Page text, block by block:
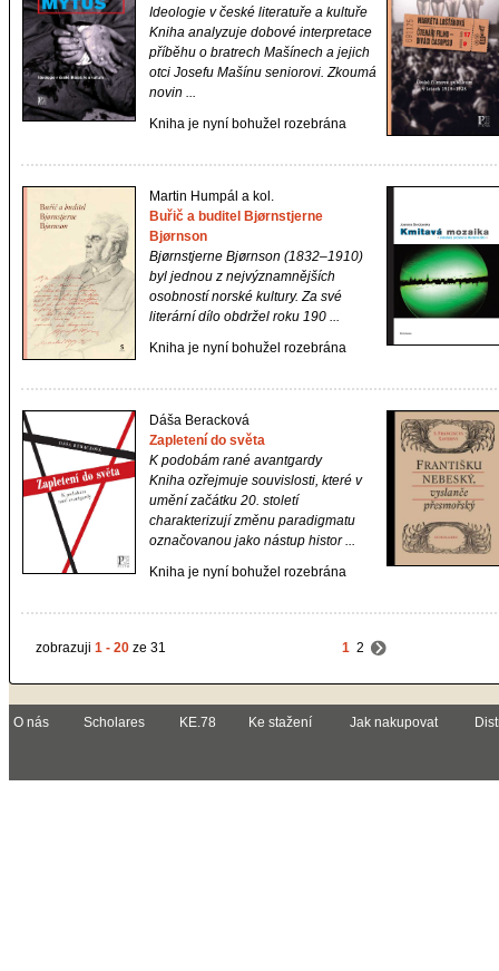
Ideologie v české literatuře a kultuře
Kniha analyzuje dobové interpretace
příběhu o bratrech Mašínech a jejich
otci Josefu Mašínu seniorovi. Zkoumá
novin ...
Kniha je nyní bohužel rozebrána
Martin Humpál a kol.
Buřič a buditel Bjørnstjerne
Bjørnson
Bjørnstjerne Bjørnson (1832–1910)
byl jednou z nejvýznamnějších
osobností norské kultury. Za své
literární dílo obdržel roku 190 ...
Kniha je nyní bohužel rozebrána
Dáša Beracková
Zapletení do světa
K podobám rané avantgardy
Kniha ozřejmuje souvislosti, které v
umění začátku 20. století
charakterizují změnu paradigmatu
označovanou jako nástup histor ...
Kniha je nyní bohužel rozebrána
zobrazuji 1 - 20 ze 31 1 2
O nás Scholares KE.78 Ke stažení Jak nakupovat